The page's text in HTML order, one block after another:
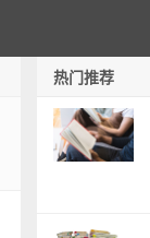
热门推荐